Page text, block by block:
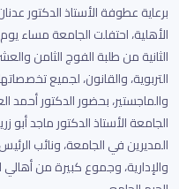
برعاية عطوفة الأستاذ الدكتور
الثانية من طلبة الفوج الثامن
التربوية، والقانون، لجميع
والماجستير، بحضور الدكتور أحمد
الجامعة الأستاذ الدكتور ماجد
المديرين في الجامعة، ونائب
والإدارية، وجموع كبيرة من